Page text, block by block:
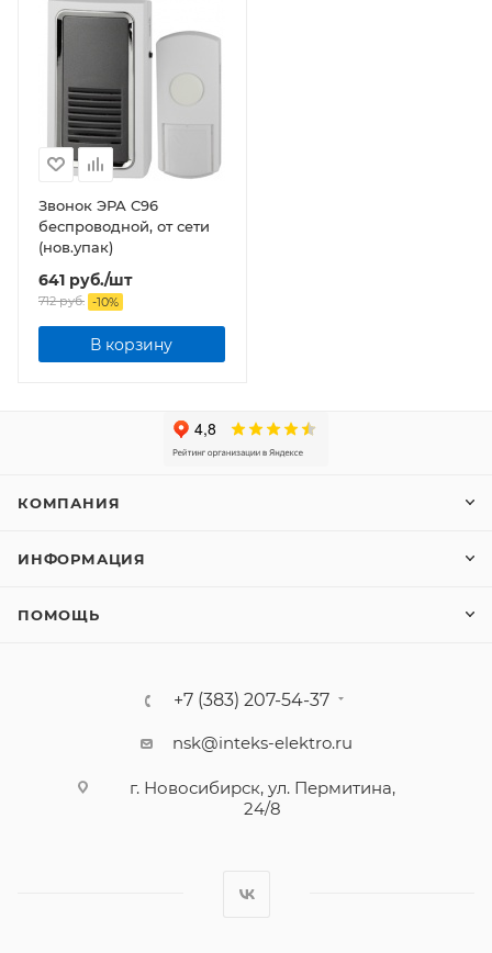
Звонок ЭРА C96
беспроводной, от сети
(нов.упак)
641 руб./шт
712руб. -10%
В корзину
КОМПАНИЯ
ИНФОРМАЦИЯ
ПОМОЩЬ
+7 (383) 207-54-37
nsk@inteks-elektro.ru
г. Новосибирск, ул. Пермитина,
24/8